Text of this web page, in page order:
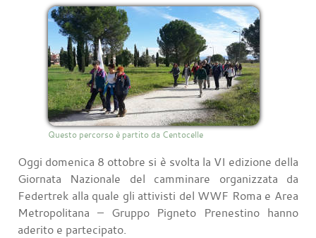
Questo percorso è partito da Centocelle
Oggi domenica 8 ottobre si è svolta la VI edizione della
Giornata Nazionale del camminare organizzata da
Federtrek alla quale gli attivisti del WWF Roma e Area
Metropolitana – Gruppo Pigneto Prenestino hanno
aderito e partecipato.